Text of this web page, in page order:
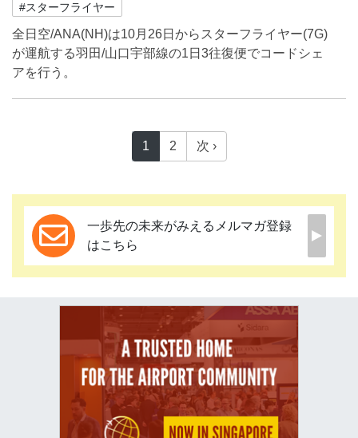
#スターフライヤー
全日空/ANA(NH)は10月26日からスターフライヤー(7G)
が運航する羽田/山口宇部線の1日3往復便でコードシェ
アを行う。
1 2 次 ›
一歩先の未来がみえるメルマガ登録
はこちら